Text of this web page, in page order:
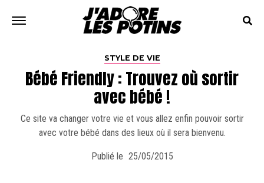
STYLE DE VIE
Bébé Friendly : Trouvez où sortir
avec bébé !
Ce site va changer votre vie et vous allez enfin pouvoir sortir
avec votre bébé dans des lieux où il sera bienvenu.
Publié le 25/05/2015